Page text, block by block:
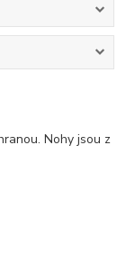
Nohy jsou z